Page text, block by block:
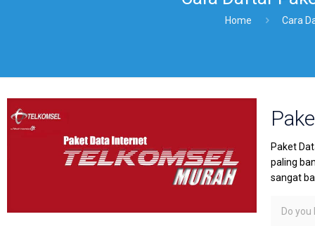
Home Cara
Paket
paling
sangat
Do you